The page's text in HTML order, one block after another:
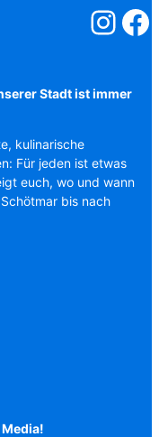
Stadt ist immer
kulinarische
Für jeden ist etwas
euch, wo und wann
bis nach